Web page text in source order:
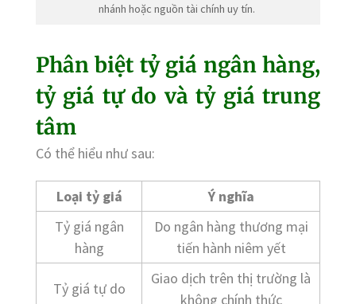
nhánh hoặc nguồn tài chính uy tín.
Phân biệt tỷ giá ngân hàng,
tỷ giá tự do và tỷ giá trung
tâm
Có thể hiểu như sau:
Loại tỷ giá
Ý nghĩa
Tỷ giá ngân
hàng
Do ngân hàng thương mại
tiến hành niêm yết
Tỷ giá tự do
Giao dịch trên thị trường là
không chính thức